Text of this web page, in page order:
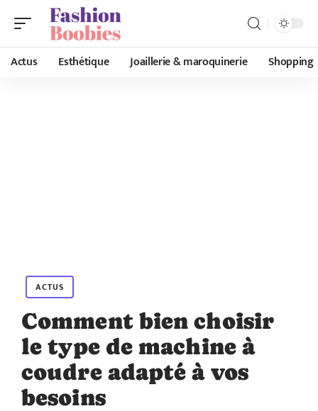
Actus Esthétique Joaillerie & maroquinerie Shopping
ACTUS
Comment bien choisir
le type de machine à
coudre adapté à vos
besoins